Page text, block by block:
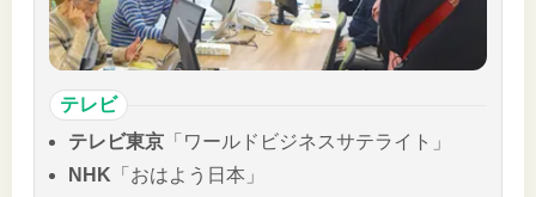
テレビ
テレビ東京 「ワールドビジネスサテライト」
NHK 「おはよう日本」